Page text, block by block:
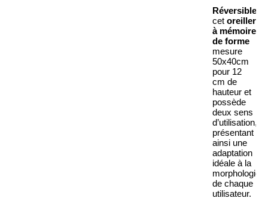
Réversible
cet oreiller
à mémoire
de forme
mesure
50x40cm
pour 12
cm de
hauteur et
possède
deux sens
d’utilisation,
présentant
ainsi une
adaptation
idéale à la
morphologie
de chaque
utilisateur.